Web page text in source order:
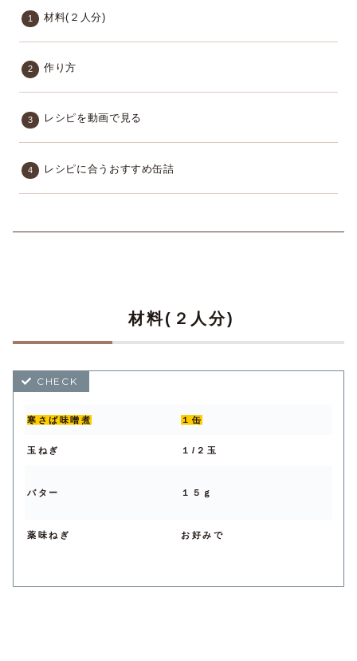
材料(２人分)
作り方
レシピを動画で見る
レシピに合うおすすめ缶詰
材料(２人分)
寒さば味噌煮 １缶
玉ねぎ １/２玉
バター １５ｇ
薬味ねぎ お好みで